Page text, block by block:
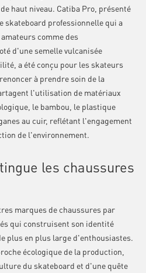
haut niveau. Catiba Pro, présenté
skateboard professionnelle qui a
comme des
d'une semelle vulcanisée
a été conçu pour les skateurs
à prendre soin de la
l'utilisation de matériaux
le bambou, le plastique
au cuir, reflétant l'engagement
de l'environnement.
les chaussures
marques de chaussures par
qui construisent son identité
plus en plus large d'enthousiastes.
écologique de la production,
du skateboard et d'une quête